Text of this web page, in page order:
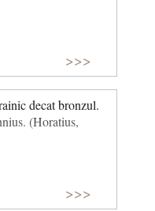
>>>
decat bronzul.
(Horatius,
>>>